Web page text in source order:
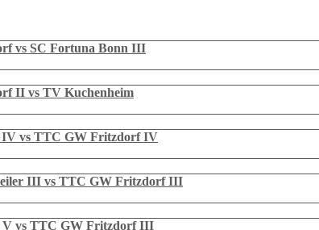
vs SC Fortuna Bonn III
II vs TV Kuchenheim
vs TTC GW Fritzdorf IV
III vs TTC GW Fritzdorf III
vs TTC GW Fritzdorf III